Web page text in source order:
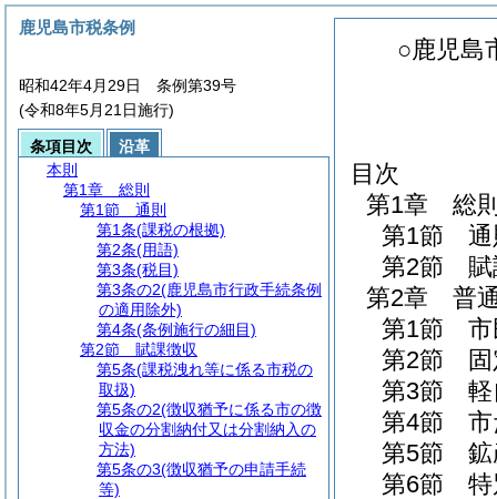
○鹿児島
目次
第1章
総
第1節
第2節
第2章
普
第1節
第2節
第3節
第4節
第5節
第6節
鹿児島市税条例
昭和42年4月29日 条例第39号
(令和8年5月21日施行)
条項目次
沿革
本則
第1章
総則
第1節
通則
第1条(課税の根拠)
第2条(用語)
第3条(税目)
第3条の2(鹿児島市行政手続条例
の適用除外)
第4条(条例施行の細目)
第2節
賦課徴収
第5条(課税洩れ等に係る市税の
取扱)
第5条の2(徴収猶予に係る市の徴
収金の分割納付又は分割納入の
方法)
第5条の3(徴収猶予の申請手続
等)